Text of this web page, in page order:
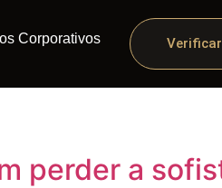
Corporativos
perder a